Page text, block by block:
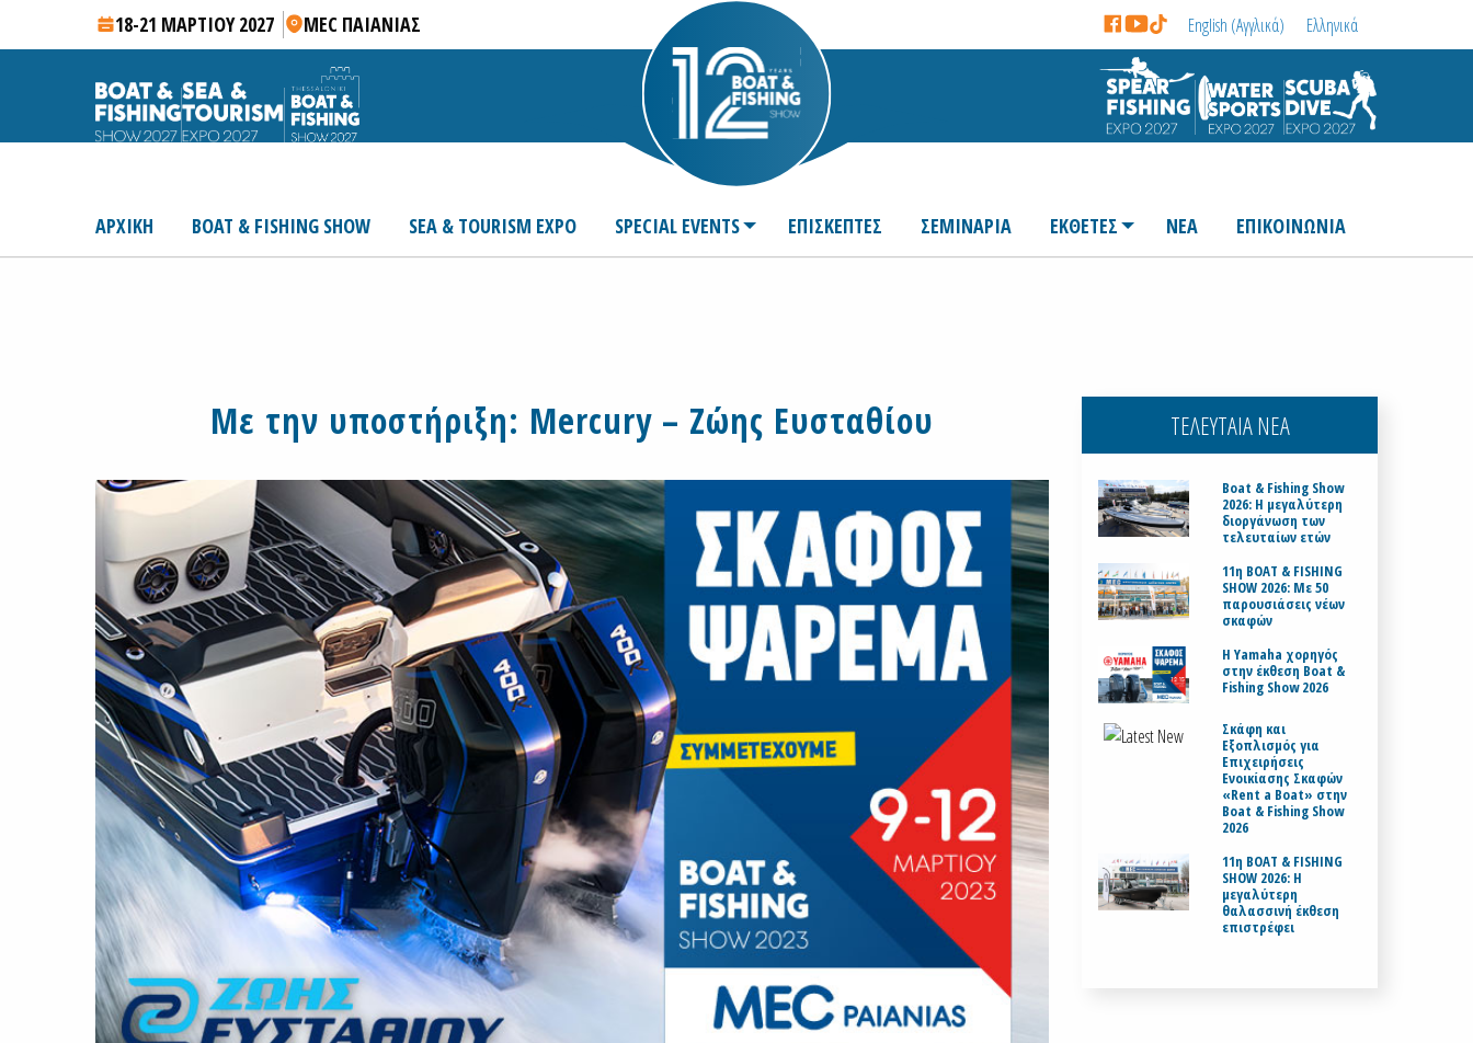
18-21 ΜΑΡΤΙΟΥ 2027 MEC ΠΑΙΑΝΙΑΣ English (Αγγλικά) Ελληνικά
ΑΡΧΙΚΗ BOAT & FISHING SHOW SEA & TOURISM EXPO SPECIAL EVENTS ΕΠΙΣΚΕΠΤΕΣ ΣΕΜΙΝΑΡΙΑ ΕΚΘΕΤΕΣ ΝΕΑ ΕΠΙΚΟΙΝΩΝΙΑ
Με την υποστήριξη: Mercury – Ζώης Ευσταθίου ΤΕΛΕΥΤΑΙΑ ΝΕΑ
Boat & Fishing Show
2026: Η μεγαλύτερη
διοργάνωση των
τελευταίων ετών
11η BOAT & FISHING
SHOW 2026: Με 50
παρουσιάσεις νέων
σκαφών
H Yamaha χορηγός
στην έκθεση Boat &
Fishing Show 2026
Σκάφη και
Εξοπλισμός για
Επιχειρήσεις
Ενοικίασης Σκαφών
«Rent a Boat» στην
Boat & Fishing Show
2026
11η BOAT & FISHING
SHOW 2026: Η
μεγαλύτερη
θαλασσινή έκθεση
επιστρέφει